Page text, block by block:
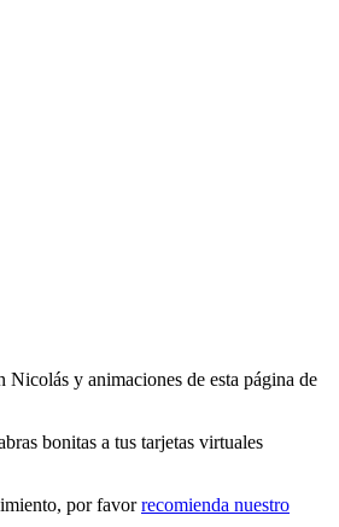
Nicolás y animaciones de esta página de
bonitas a tus tarjetas virtuales
por favorrecomienda nuestro